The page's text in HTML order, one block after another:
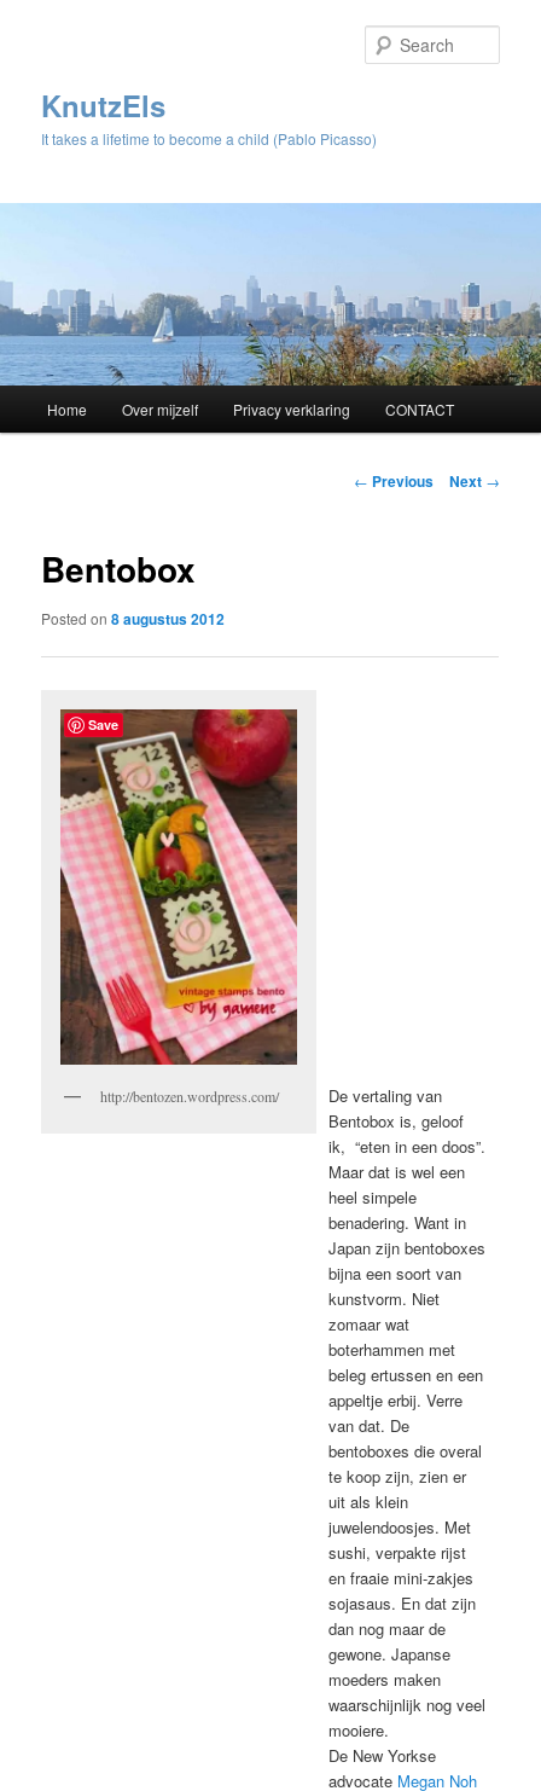
KnutzEls
It takes a lifetime to become a child (Pablo Picasso)
Skip
content
Home Over mijzelf Privacy verklaring CONTACT
Post
← Previous Next →
Bentobox
Posted on8 augustus 2012
http://bentozen.wordpress.com/
De vertaling van
Bentobox is, geloof
ik, “eten in een doos”.
Maar dat is wel een
heel simpele
benadering. Want in
Japan zijn bentoboxes
bijna een soort van
kunstvorm. Niet
zomaar wat
boterhammen met
beleg ertussen en een
appeltje erbij. Verre
van dat. De
bentoboxes die overal
te koop zijn, zien er
uit als klein
juwelendoosjes. Met
sushi, verpakte rijst
en fraaie mini-zakjes
sojasaus. En dat zijn
dan nog maar de
gewone. Japanse
moeders maken
waarschijnlijk nog veel
mooiere.
De New Yorkse
advocate Megan Noh
Save